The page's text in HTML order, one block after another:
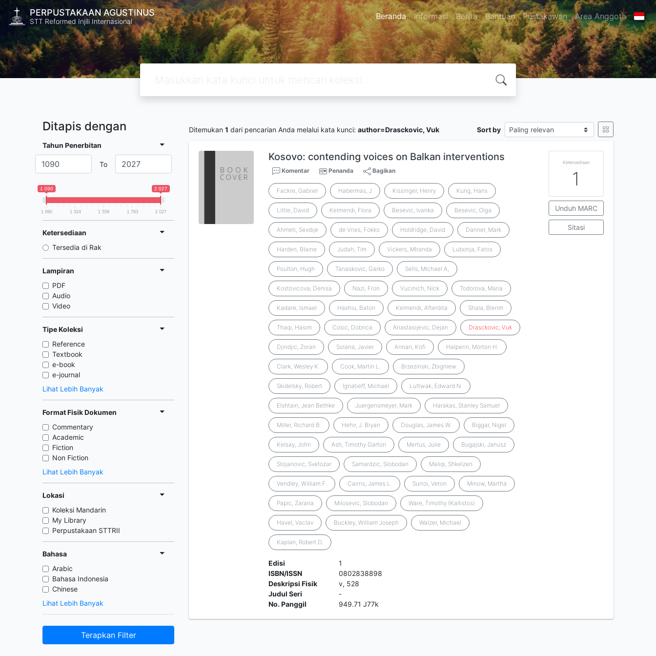
PERPUSTAKAAN AGUSTINUS
STT Reformed Injili Internasional Beranda Informasi Berita Bantuan Pustakawan Area Anggota
Ditapis dengan
Tahun Penerbitan
To
1 090 2 027
1 090 1 324 1 559 1 793 2 027
Ketersediaan
Tersedia di Rak
Lampiran
PDF
Audio
Video
Tipe Koleksi
Reference
Textbook
e-book
e-journal
Lihat Lebih Banyak
Format Fisik Dokumen
Commentary
Academic
Fiction
Non Fiction
Lihat Lebih Banyak
Lokasi
Koleksi Mandarin
My Library
Perpustakaan STTRII
Bahasa
Arabic
Bahasa Indonesia
Chinese
Lihat Lebih Banyak
Terapkan Filter
Ditemukan 1 dari pencarian Anda melalui kata kunci: author=Drasckovic, Vuk Sort by
Kosovo: contending voices on Balkan interventions
Komentar Penanda Bagikan
Fackre, Gabriel Habermas, J Kissinger, Henry Kung, Hans
Little, David Kelmendi, Flora Besevic, Ivanka Besevic, Olga
Ahmeti, Sevdije de Vries, Fokko Holdridge, David Danner, Mark
Harden, Blaine Judah, Tim Vickers, MIranda Lubonja, Fatos
Poulton, Hugh Tanaskovic, Garko Sells, MIchael A,
Kostovicova, Denisa Nazi, Fron Vucinich, Nick Todorova, Maria
Kadare, Ismael Haxhiu, Baton Kelmendi, Afterdita Shala, Blerim
Thaqi, Hasim Cosic, Dobrica Anastasijevic, Dejan Drasckovic,Vuk
Djindjic, Zoran Solana, Javier Annan, Kofi Halperin, Morton H.
Clark, Wesley K. Cook, Martin L. Brzezinski, Zbigniew
Skidelsky, Robert Ignatieff, Michael Luttwak, Edward N.
Elshtain, Jean Bethke Juergensmeyer, Mark Harakas, Stanley Samuel
Miller, Richard B. Hehir, J. Bryan Douglas, James W. Biggar, Nigel
Kelsay, John Ash, Timothy Garton Mertus, Julie Bugajski, Janusz
Stojanovic, Svetozar Samardzic, Slobodan Maliqi, Shkelzen
Vendley, William F. Cairns, James L. Surroi, Veton Minow, Martha
Papic, Zarana Milosevic, Slobodan Ware, Timothy (Kallistos)
Havel, Vaclav Buckley, William Joseph Walzer, Michael
Kaplan, Robert D.
Edisi
1
ISBN/ISSN
0802838898
Deskripsi Fisik
v, 528
Judul Seri
-
No. Panggil
949.71 J77k
Ketersediaan
1
Unduh MARC
Sitasi